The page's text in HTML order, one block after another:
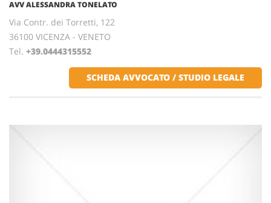
AVV ALESSANDRA TONELATO
Via Contr. dei Torretti, 122
36100 VICENZA - VENETO
Tel. +39.0444315552
SCHEDA AVVOCATO / STUDIO LEGALE